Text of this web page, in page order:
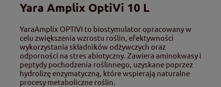
Yara Amplix OptiVi 10 L
YaraAmplix OPTIVI to biostymulator opracowany w
celu zwiększenia wzrostu roślin, efektywności
wykorzystania składników odżywczych oraz
odporności na stres abiotyczny. Zawiera aminokwasy i
peptydy pochodzenia roślinnego, uzyskane poprzez
hydrolizę enzymatyczną, które wspierają naturalne
procesy metaboliczne roślin.